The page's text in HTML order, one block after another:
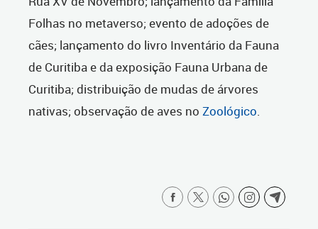
Folhas no metaverso; evento de adoções de
cães; lançamento do livro Inventário da Fauna
de Curitiba e da exposição Fauna Urbana de
Curitiba; distribuição de mudas de árvores
nativas; observação de aves no Zoológico.